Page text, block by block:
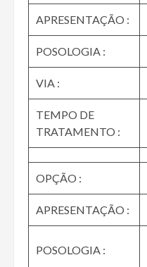
APRESENTAÇÃO :
POSOLOGIA :
VIA :
TEMPO DE
TRATAMENTO :
OPÇÃO :
APRESENTAÇÃO :
POSOLOGIA :